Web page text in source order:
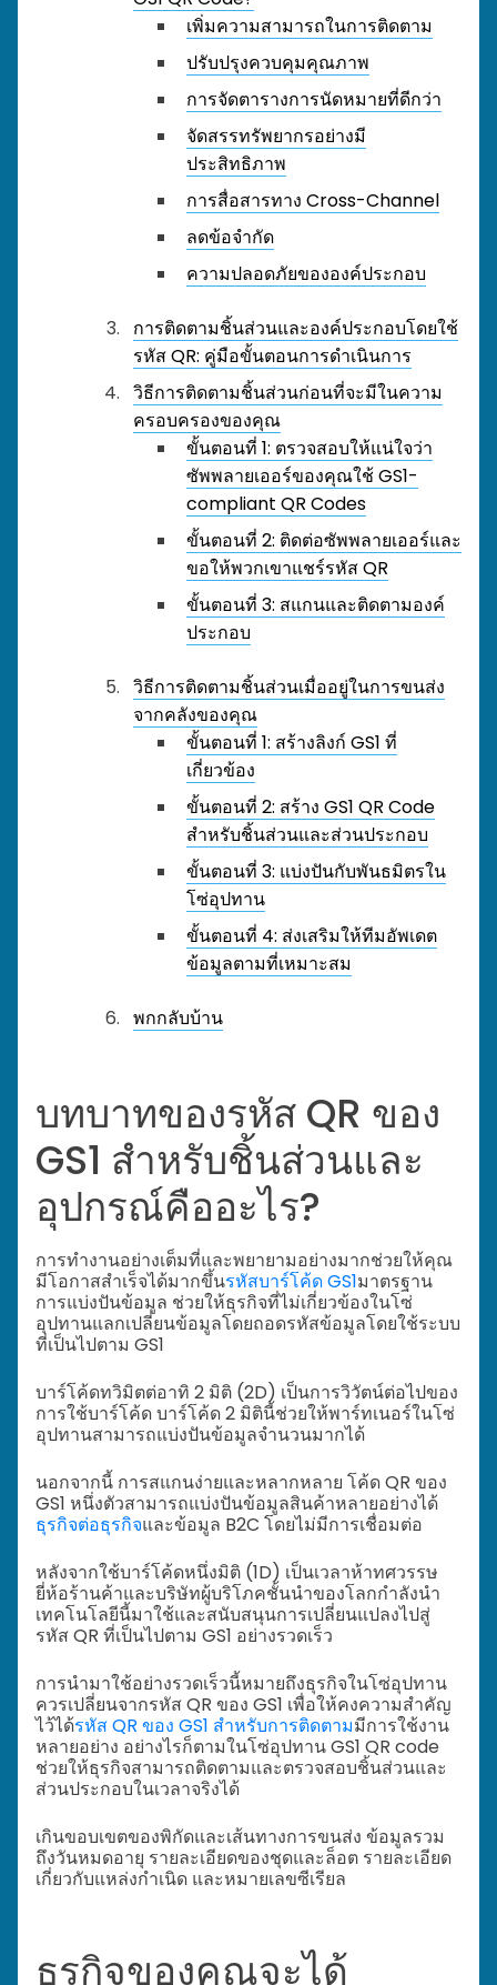
เพิ่มความสามารถในการติดตาม
ปรับปรุงควบคุมคุณภาพ
การจัดตารางการนัดหมายที่ดีกว่า
จัดสรรทรัพยากรอย่างมี
ประสิทธิภาพ
การสื่อสารทาง Cross-Channel
ลดข้อจำกัด
ความปลอดภัยขององค์ประกอบ
การติดตามชิ้นส่วนและองค์ประกอบโดยใช้
รหัส QR: คู่มือขั้นตอนการดำเนินการ
วิธีการติดตามชิ้นส่วนก่อนที่จะมีในความ
ครอบครองของคุณ
ขั้นตอนที่ 1: ตรวจสอบให้แน่ใจว่า
ซัพพลายเออร์ของคุณใช้ GS1-
compliant QR Codes
ขั้นตอนที่ 2: ติดต่อซัพพลายเออร์และ
ขอให้พวกเขาแชร์รหัส QR
ขั้นตอนที่ 3: สแกนและติดตามองค์
ประกอบ
วิธีการติดตามชิ้นส่วนเมื่ออยู่ในการขนส่ง
จากคลังของคุณ
ขั้นตอนที่ 1: สร้างลิงก์ GS1 ที่
เกี่ยวข้อง
ขั้นตอนที่ 2: สร้าง GS1 QR Code
สำหรับชิ้นส่วนและส่วนประกอบ
ขั้นตอนที่ 3: แบ่งปันกับพันธมิตรใน
โซ่อุปทาน
ขั้นตอนที่ 4: ส่งเสริมให้ทีมอัพเดต
ข้อมูลตามที่เหมาะสม
พกกลับบ้าน
บทบาทของรหัส QR ของ
GS1 สำหรับชิ้นส่วนและ
อุปกรณ์คืออะไร?
การทำงานอย่างเต็มที่และพยายามอย่างมากช่วยให้คุณ
มีโอกาสสำเร็จได้มากขึ้นรหัสบาร์โค้ด GS1มาตรฐาน
การแบ่งปันข้อมูล ช่วยให้ธุรกิจที่ไม่เกี่ยวข้องในโซ่
อุปทานแลกเปลี่ยนข้อมูลโดยถอดรหัสข้อมูลโดยใช้ระบบ
ที่เป็นไปตาม GS1
บาร์โค้ดทวิมิตต่อาทิ 2 มิติ (2D) เป็นการวิวัตน์ต่อไปของ
การใช้บาร์โค้ด บาร์โค้ด 2 มิตินี้ช่วยให้พาร์ทเนอร์ในโซ่
อุปทานสามารถแบ่งปันข้อมูลจำนวนมากได้
นอกจากนี้ การสแกนง่ายและหลากหลาย โค้ด QR ของ
GS1 หนึ่งตัวสามารถแบ่งปันข้อมูลสินค้าหลายอย่างได้
ธุรกิจต่อธุรกิจและข้อมูล B2C โดยไม่มีการเชื่อมต่อ
หลังจากใช้บาร์โค้ดหนึ่งมิติ (1D) เป็นเวลาห้าทศวรรษ
ยี่ห้อร้านค้าและบริษัทผู้บริโภคชั้นนำของโลกกำลังนำ
เทคโนโลยีนี้มาใช้และสนับสนุนการเปลี่ยนแปลงไปสู่
รหัส QR ที่เป็นไปตาม GS1 อย่างรวดเร็ว
การนำมาใช้อย่างรวดเร็วนี้หมายถึงธุรกิจในโซ่อุปทาน
ควรเปลี่ยนจากรหัส QR ของ GS1 เพื่อให้คงความสำคัญ
ไว้ได้รหัส QR ของ GS1 สำหรับการติดตามมีการใช้งาน
หลายอย่าง อย่างไรก็ตามในโซ่อุปทาน GS1 QR code
ช่วยให้ธุรกิจสามารถติดตามและตรวจสอบชิ้นส่วนและ
ส่วนประกอบในเวลาจริงได้
เกินขอบเขตของพิกัดและเส้นทางการขนส่ง ข้อมูลรวม
ถึงวันหมดอายุ รายละเอียดของชุดและล็อต รายละเอียด
เกี่ยวกับแหล่งกำเนิด และหมายเลขซีเรียล
ธุรกิจของคุณจะได้